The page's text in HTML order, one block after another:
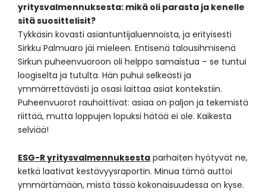
yritysvalmennuksesta: mikä oli parasta ja kenelle
sitä suosittelisit?
Tykkäsin kovasti asiantuntijaluennoista, ja erityisesti
Sirkku Palmuaro jäi mieleen. Entisenä talousihmisenä
Sirkun puheenvuoroon oli helppo samaistua – se tuntui
loogiselta ja tutulta. Hän puhui selkeästi ja
ymmärrettävästi ja osasi laittaa asiat kontekstiin.
Puheenvuorot rauhoittivat: asiaa on paljon ja tekemistä
riittää, mutta loppujen lopuksi hätää ei ole. Kaikesta
selviää!
ESG-R yritysvalmennuksesta parhaiten hyötyvät ne,
ketkä laativat kestävyysraportin. Minua tämä auttoi
ymmärtämään, mistä tässä kokonaisuudessa on kyse.